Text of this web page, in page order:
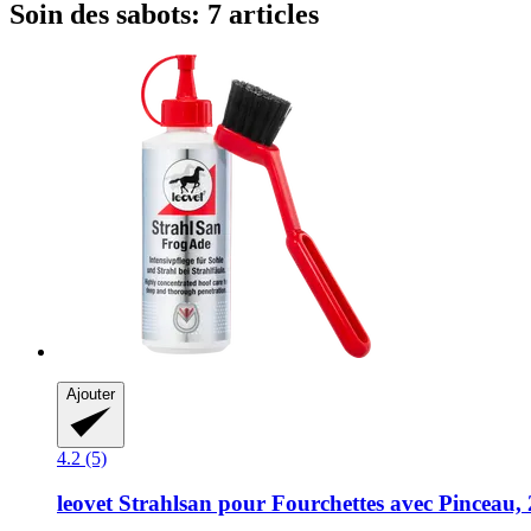
Soin des sabots: 7 articles
Ajouter
4.2 (5)
leovetStrahlsan pour Fourchettes avec Pinceau,